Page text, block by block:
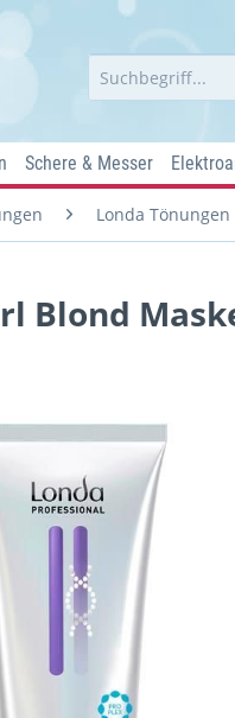
Schere & Messer
Londa Tönungen
Blond